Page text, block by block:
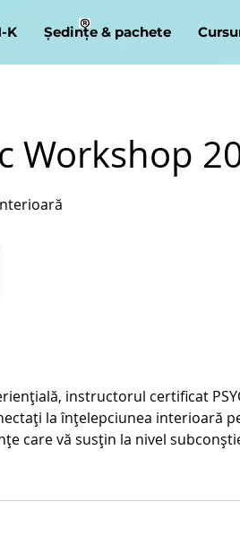
K Ședințe & pachete
Workshop
instructorul certificat
la înțelepciunea interioară
care vă susțin la nivel